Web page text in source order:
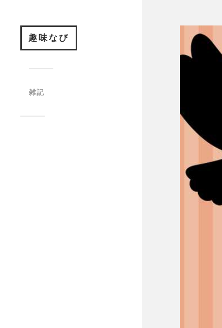
趣味なび
雑記